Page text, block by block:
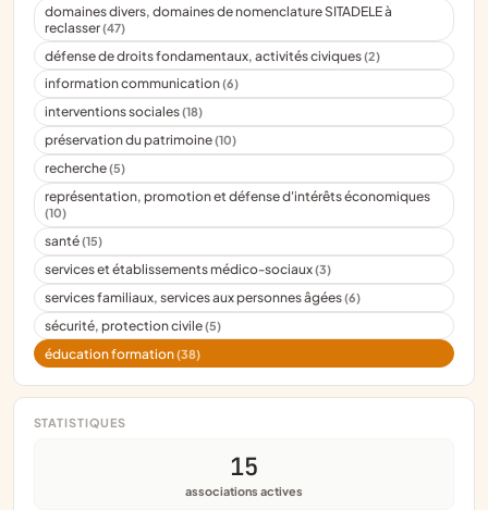
domaines divers, domaines de nomenclature SITADELE à
reclasser(47)
défense de droits fondamentaux, activités civiques(2)
information communication(6)
interventions sociales(18)
préservation du patrimoine(10)
recherche(5)
représentation, promotion et défense d'intérêts économiques
(10)
santé(15)
services et établissements médico-sociaux(3)
services familiaux, services aux personnes âgées(6)
sécurité, protection civile(5)
éducation formation(38)
STATISTIQUES
15
associations actives